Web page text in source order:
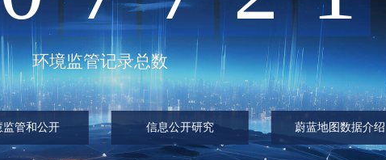
环境监管记录总数
监管和公开 信息公开研究 蔚蓝地图数据介绍